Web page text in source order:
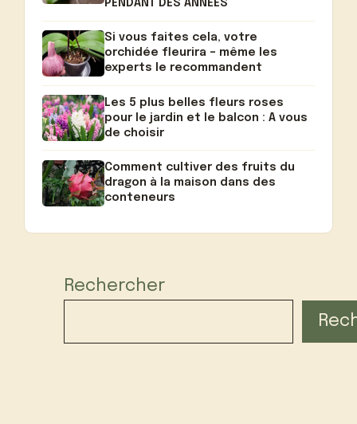
PENDANT DES ANNÉES
Si vous faites cela, votre
orchidée fleurira – même les
experts le recommandent
Les 5 plus belles fleurs roses
pour le jardin et le balcon : A vous
de choisir
Comment cultiver des fruits du
dragon à la maison dans des
conteneurs
Rechercher